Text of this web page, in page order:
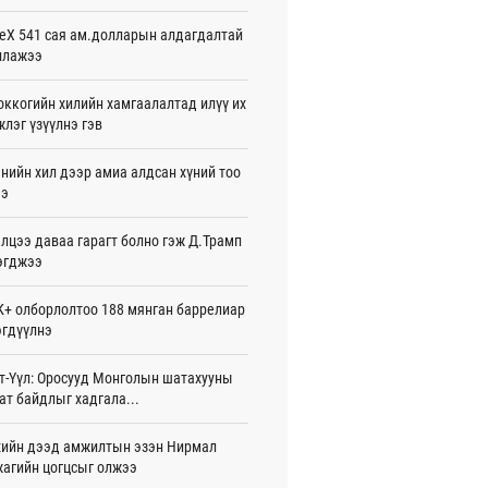
08 цаг 54 мин
хот 2028 онд шинэ ДЦС-тай
07 цаг 51 мин
07 цаг 48 мин
Энэ намрын экспортын
Монголд боломж олгож болох юм
өдөртөө 30 хэм дулаан
07 цаг 38 мин
болох талбайг Элчин сайд,
төлөөлөгчийн газрын
танилцуулав
08-06
541 сая ам.долларын алдагдалтай
хилийн хамгаалалтад илүү их
үзүүлнэ гэв
хил дээр амиа алдсан хүний тоо
даваа гарагт болно гэж Д.Трамп
олборлолтоо 188 мянган баррелиар
Үүл: Оросууд Монголын шатахууны
байдлыг хадгала...
дээд амжилтын эзэн Нирмал
цогцсыг олжээ